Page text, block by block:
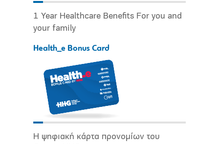
1 Year Healthcare Benefits For you and
your family
Health_e Bonus Card
Η ψηφιακή κάρτα προνομίων του